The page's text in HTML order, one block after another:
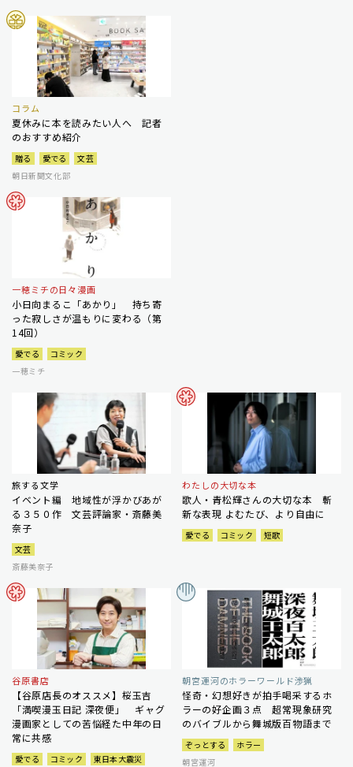
コラム
夏休みに本を読みたい人へ 記者
のおすすめ紹介
贈る 愛でる
文芸
朝日新聞文化部
一穂ミチの日々漫画
小日向まるこ「あかり」 持ち寄
った寂しさが温もりに変わる（第
14回）
愛でる
コミック
一穂ミチ
旅する文学
イベント編 地域性が浮かびあが
る３５０作 文芸評論家・斎藤美
奈子
文芸
斎藤美奈子
わたしの大切な本
歌人・青松輝さんの大切な本 斬
新な表現 よむたび、より自由に
愛でる コミック 短歌
谷原書店
【谷原店長のオススメ】桜玉吉
「満喫漫玉日記 深夜便」 ギャグ
漫画家としての苦悩経た中年の日
常に共感
愛でる コミック 東日本大震災
朝宮運河のホラーワールド渉猟
怪奇・幻想好きが拍手喝采するホ
ラーの好企画３点 超常現象研究
のバイブルから舞城版百物語まで
ぞっとする
ホラー
朝宮運河